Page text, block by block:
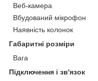
Веб-камера
Вбудований мікрофон
Наявність колонок
Габаритні розміри
Вага
Підключення і зв'язок